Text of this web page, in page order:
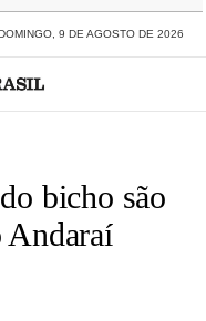
9 DE AGOSTO DE 2026
bicho são
Andaraí